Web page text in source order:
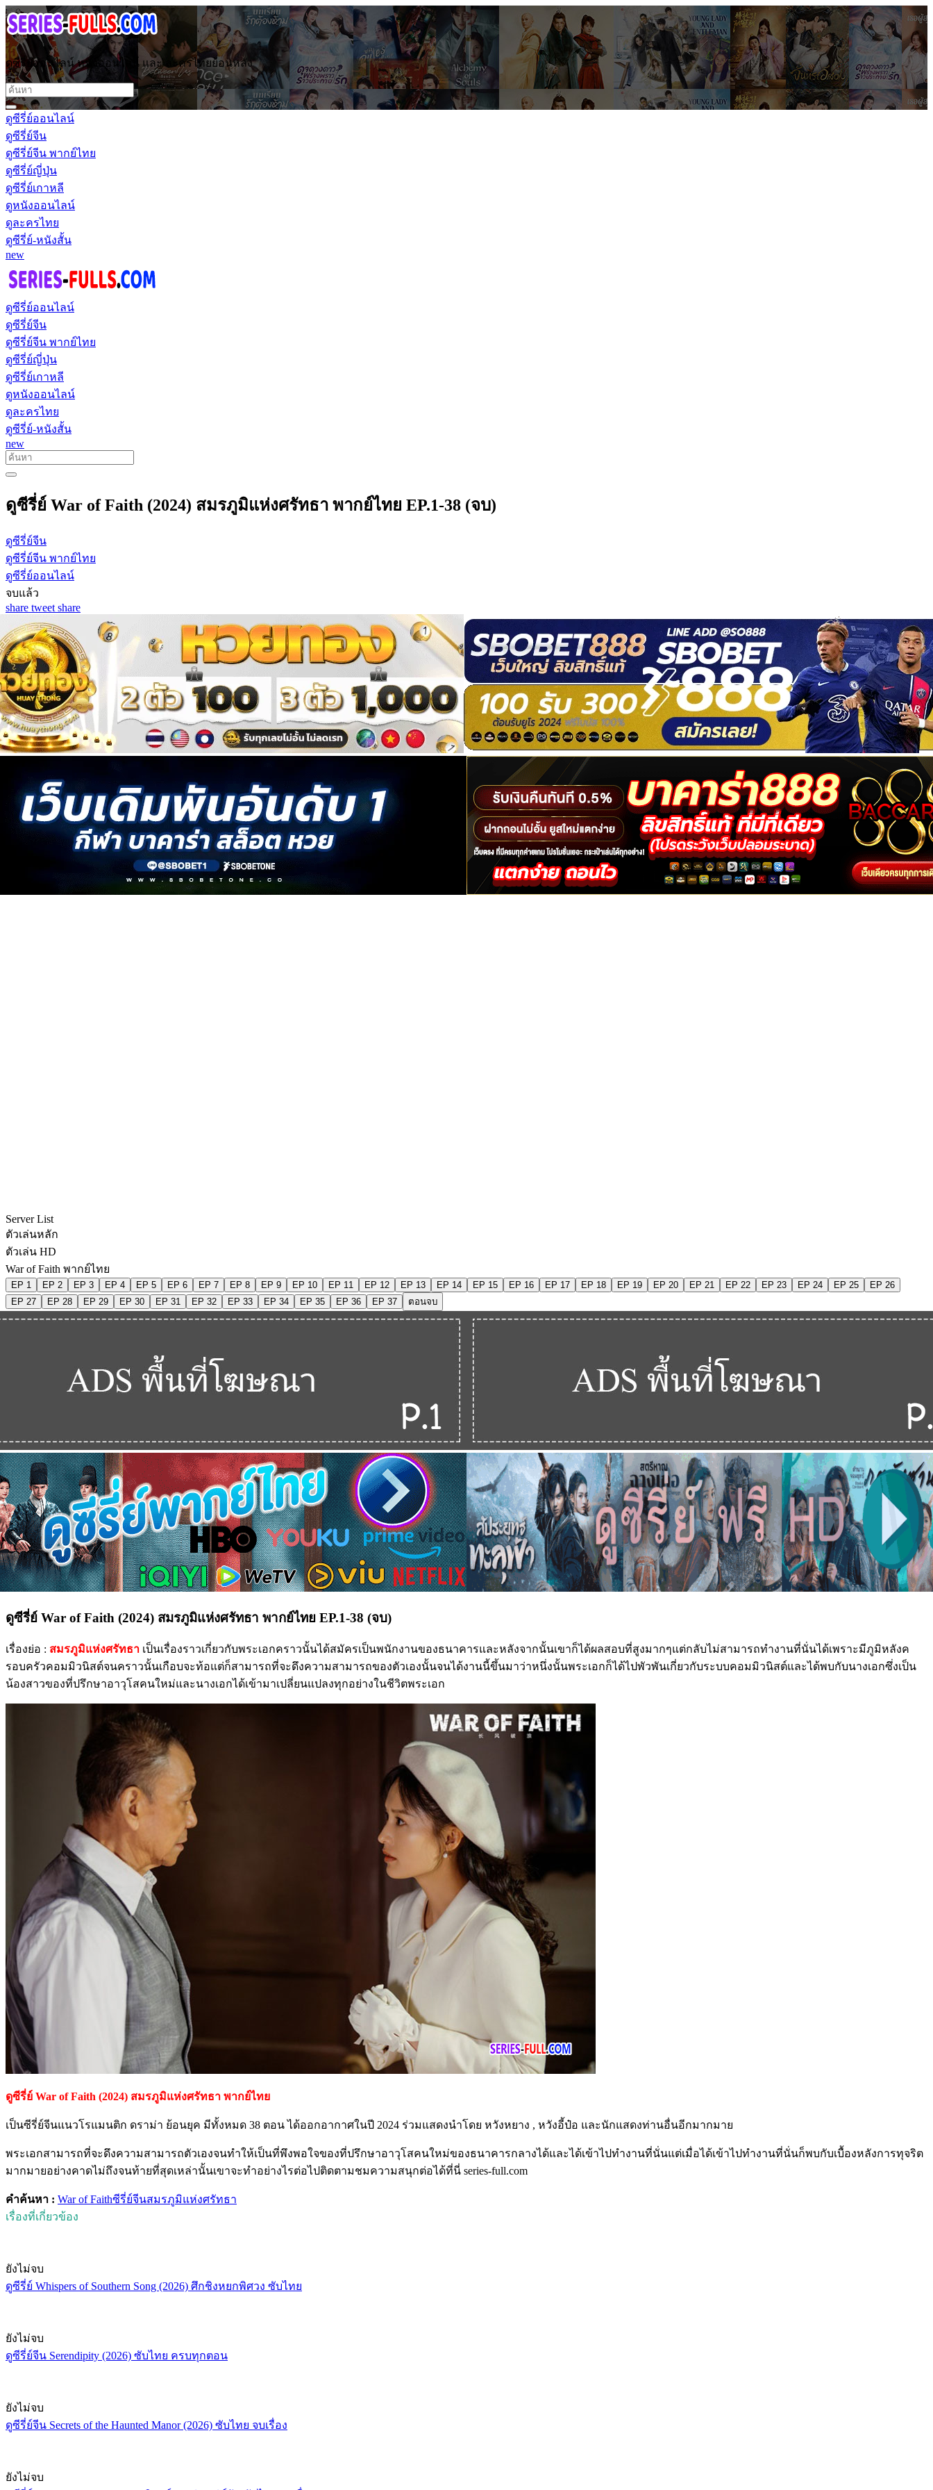
ดูซีรี่ย์ออนไลน์ หนังออนไลน์ และ ละครไทยย้อนหลัง
ดูซีรี่ย์ออนไลน์
ดูซีรี่ย์จีน
ดูซีรี่ย์จีน พากย์ไทย
ดูซีรี่ย์ญี่ปุ่น
ดูซีรี่ย์เกาหลี
ดูหนังออนไลน์
ดูละครไทย
ดูซีรี่ย์-หนังสั้น
new
ดูซีรี่ย์ออนไลน์
ดูซีรี่ย์จีน
ดูซีรี่ย์จีน พากย์ไทย
ดูซีรี่ย์ญี่ปุ่น
ดูซีรี่ย์เกาหลี
ดูหนังออนไลน์
ดูละครไทย
ดูซีรี่ย์-หนังสั้น
new
ดูซีรี่ย์ War of Faith (2024) สมรภูมิแห่งศรัทธา พากย์ไทย EP.1-38 (จบ)
ดูซีรี่ย์จีน
ดูซีรี่ย์จีน พากย์ไทย
ดูซีรี่ย์ออนไลน์
จบแล้ว
share tweet share
Server List
ตัวเล่นหลัก
ตัวเล่น HD
War of Faith พากย์ไทย
EP 1 EP 2 EP 3 EP 4 EP 5 EP 6 EP 7 EP 8 EP 9 EP 10 EP 11 EP 12 EP 13 EP 14 EP 15 EP 16 EP 17 EP 18 EP 19 EP 20 EP 21 EP 22 EP 23 EP 24 EP 25
EP 26
EP 27
EP 28 EP 29 EP 30 EP 31 EP 32 EP 33 EP 34 EP 35 EP 36 EP 37 ตอนจบ
ดูซีรี่ย์ War of Faith (2024) สมรภูมิแห่งศรัทธา พากย์ไทย EP.1-38 (จบ)
เรื่องย่อ : สมรภูมิแห่งศรัทธา เป็นเรื่องราวเกี่ยวกับพระเอกคราวนั้นได้สมัครเป็นพนักงานของธนาคารและหลังจากนั้นเขาก็ได้ผลสอบที่สูงมากๆแต่กลับไม่สามารถทำงานที่นั่นได้เพราะมีภูมิหลังค
รอบครัวคอมมิวนิสต์จนคราวนั้นเกือบจะท้อแต่ก็สามารถที่จะดึงความสามารถของตัวเองนั้นจนได้งานนี้ขึ้นมาว่าหนึ่งนั้นพระเอกก็ได้ไปพัวพันเกี่ยวกับระบบคอมมิวนิสต์และได้พบกับนางเอกซึ่งเป็น
น้องสาวของที่ปรึกษาอาวุโสคนใหม่และนางเอกได้เข้ามาเปลี่ยนแปลงทุกอย่างในชีวิตพระเอก
ดูซีรี่ย์ War of Faith (2024) สมรภูมิแห่งศรัทธา พากย์ไทย
เป็นซีรี่ย์จีนแนวโรแมนติก ดราม่า ย้อนยุค มีทั้งหมด 38 ตอน ได้ออกอากาศในปี 2024 ร่วมแสดงนำโดย หวังหยาง , หวังอี้ป๋อ และนักแสดงท่านอื่นอีกมากมาย
พระเอกสามารถที่จะดึงความสามารถตัวเองจนทำให้เป็นที่พึงพอใจของที่ปรึกษาอาวุโสคนใหม่ของธนาคารกลางได้และได้เข้าไปทำงานที่นั่นแต่เมื่อได้เข้าไปทำงานที่นั่นก็พบกับเบื้องหลังการทุจริต
มากมายอย่างคาดไม่ถึงจนท้ายที่สุดเหล่านั้นเขาจะทำอย่างไรต่อไปติดตามชมความสนุกต่อได้ที่นี่ series-full.com
คำค้นหา : War of Faithซีรี่ย์จีนสมรภูมิแห่งศรัทธา
เรื่องที่เกี่ยวข้อง
ยังไม่จบ
ดูซีรี่ย์ Whispers of Southern Song (2026) ศึกชิงหยกพิศวง ซับไทย
ยังไม่จบ
ดูซีรี่ย์จีน Serendipity (2026) ซับไทย ครบทุกตอน
ยังไม่จบ
ดูซีรี่ย์จีน Secrets of the Haunted Manor (2026) ซับไทย จบเรื่อง
ยังไม่จบ